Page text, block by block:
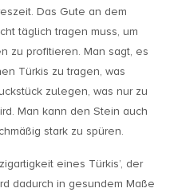
Das Gute an dem
täglich tragen muss, um
zu profitieren. Man sagt, es
Türkis zu tragen, was
zulegen, was nur zu
Man kann den Stein auch
stark zu spüren.
eines Türkis’, der
dadurch in gesundem Maße